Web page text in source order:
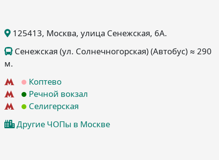
125413, Москва, улица Сенежская, 6А.
Сенежская (ул. Солнечногорская) (Автобус) ≈ 290
м.
Коптево
Речной вокзал
Селигерская
Другие ЧОПы в Москве